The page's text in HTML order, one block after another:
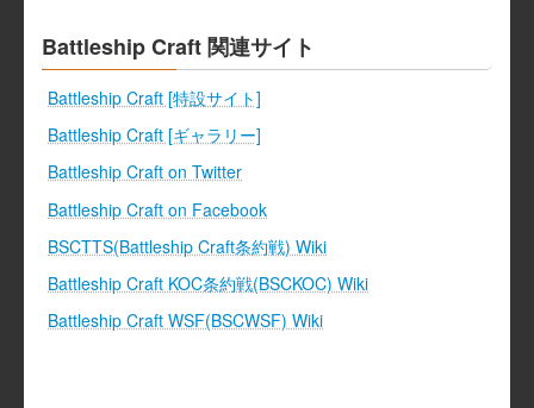
ブ
Battleship Craft 関連サイト
Battleship Craft [特設サイト]
Battleship Craft [ギャラリー]
Battleship Craft on Twitter
Battleship Craft on Facebook
BSCTTS(Battleship Craft条約戦) Wiki
Battleship Craft KOC条約戦(BSCKOC) Wiki
Battleship Craft WSF(BSCWSF) Wiki